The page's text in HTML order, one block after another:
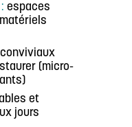
espaces
conviviaux
(micro-
et
jours